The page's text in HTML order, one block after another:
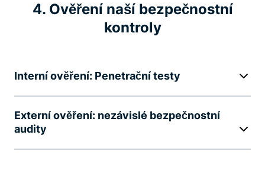
4. Ověření naší bezpečnostní
kontroly
Interní ověření: Penetrační testy
Externí ověření: nezávislé bezpečnostní
audity